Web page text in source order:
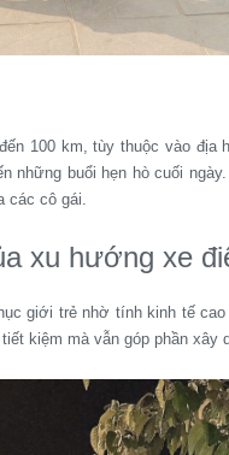
100 km, tùy thuộc vào
buổi hẹn hò cuối
các cô gái.
xu hướng xe
giới trẻ nhờ tính kinh tế
kiệm mà vẫn góp phần xây